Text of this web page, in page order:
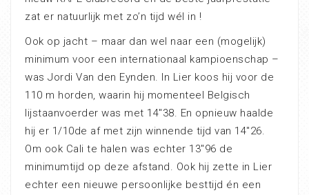
zat er natuurlijk met zo’n tijd wél in !
Ook op jacht – maar dan wel naar een (mogelijk)
minimum voor een internationaal kampioenschap –
was Jordi Van den Eynden. In Lier koos hij voor de
110 m horden, waarin hij momenteel Belgisch
lijstaanvoerder was met 14″38. En opnieuw haalde
hij er 1/10de af met zijn winnende tijd van 14″26.
Om ook Cali te halen was echter 13″96 de
minimumtijd op deze afstand. Ook hij zette in Lier
echter een nieuwe persoonlijke besttijd én een